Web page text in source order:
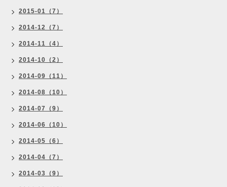
2015-01（7）
2014-12（7）
2014-11（4）
2014-10（2）
2014-09（11）
2014-08（10）
2014-07（9）
2014-06（10）
2014-05（6）
2014-04（7）
2014-03（9）